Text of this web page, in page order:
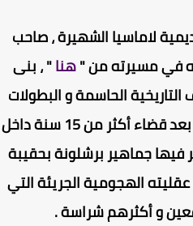
لاماسيا الشهيرة ، صاحب
في مسيرته من "هنا" ، بنى
الحاسمة و البطولات
الكبيرة التي لا تنسى ، و ذلك بعد قضاء أكثر من 15 سنة داخل
جماهير برشلونة بحقيبة
الهجومية الجريئة التي
و أكثرهم شراسة .